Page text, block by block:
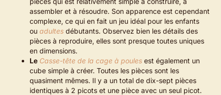
assembler et à résoudre. Son apparence est cependant
complexe, ce qui en fait un jeu idéal pour les enfants
ou adultes débutants. Observez bien les détails des
pièces à reproduire, elles sont presque toutes uniques
en dimensions.
Le Casse-tête de la cage à poules est également un
cube simple à créer. Toutes les pièces sont les
quasiment mêmes. Il y a un total de dix-sept pièces
identiques à 2 picots et une pièce avec un seul picot.